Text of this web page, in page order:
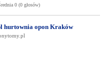
0 (0 głosów)
hurtownia opon Kraków